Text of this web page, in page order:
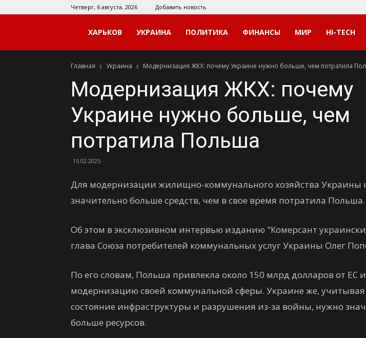
Четверг, 6 августа, 2026 Добавить новость
Мой
Харьков
ХАРЬКОВ УКРАИНА ПОЛИТИКА ФИНАНСЫ МИР HI-TECH
Главная Украина Модернизация ЖКХ: почему Украине нужно больше, чем потратила
Модернизация ЖКХ: почему
Украине нужно больше, чем
потратила Польша
15.02.2025
Для модернизации жилищно-коммунального хозяйства Украины
значительно больше средств, чем в свое время потратила Польша.
Об этом в эксклюзивном интервью изданию "Комерсант
глава Союза потребителей коммунальных услуг Украины Олег
По его словам, Польша привлекла около 150 млрд долларов от ЕС
модернизацию своей коммунальной сферы. Украине же, учитывая
состояние инфраструктуры и разрушения из-за войны, нужно
больше ресурсов.